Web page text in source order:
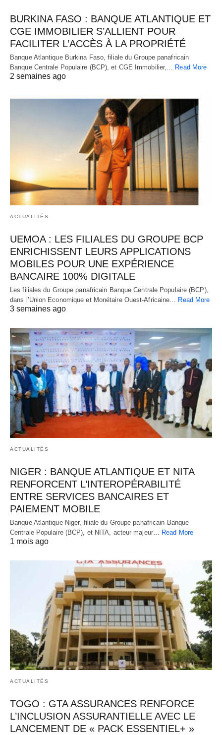
BURKINA FASO : BANQUE ATLANTIQUE ET
CGE IMMOBILIER S’ALLIENT POUR
FACILITER L’ACCÈS À LA PROPRIÉTÉ
Banque Atlantique Burkina Faso, filiale du Groupe panafricain
Banque Centrale Populaire (BCP), et CGE Immobilier,… Read More
2 semaines ago
ACTUALITÉS
UEMOA : LES FILIALES DU GROUPE BCP
ENRICHISSENT LEURS APPLICATIONS
MOBILES POUR UNE EXPÉRIENCE
BANCAIRE 100% DIGITALE
Les filiales du Groupe panafricain Banque Centrale Populaire (BCP),
dans l’Union Economique et Monétaire Ouest-Africaine… Read More
3 semaines ago
ACTUALITÉS
NIGER : BANQUE ATLANTIQUE ET NITA
RENFORCENT L’INTEROPÉRABILITÉ
ENTRE SERVICES BANCAIRES ET
PAIEMENT MOBILE
Banque Atlantique Niger, filiale du Groupe panafricain Banque
Centrale Populaire (BCP), et NITA, acteur majeur…
Read More
1 mois ago
ACTUALITÉS
TOGO : GTA ASSURANCES RENFORCE
L’INCLUSION ASSURANTIELLE AVEC LE
LANCEMENT DE « PACK ESSENTIEL+ »